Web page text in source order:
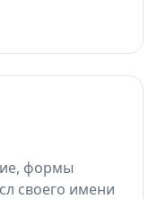
формы
своего имени